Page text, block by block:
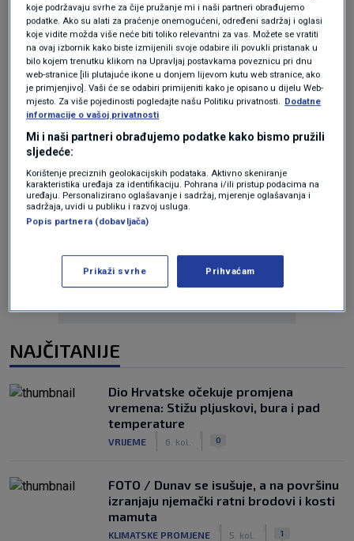
Oglas
NAJČITANIJE
Dio Hrvatske očekuje promjena
vremena: Stižu pljuskovi, bura i pad
temperature
VRIJEME 6. kol. 0
FOTO / Dunav se isušuje, a na površinu
izranjaju njemački ratni brodovi i kosti
mamuta
KLIMATSKE PROMJENE 5. kol. 1
koje podržavaju svrhe za čije pružanje mi i naši partneri obrađujemo
podatke. Ako su alati za praćenje onemogućeni, određeni sadržaj i oglasi
koje vidite možda više neće biti toliko relevantni za vas. Možete se vratiti
na ovaj izbornik kako biste izmijenili svoje odabire ili povukli pristanak u
bilo kojem trenutku klikom na Upravljaj postavkama poveznicu pri dnu
web-stranice [ili plutajuće ikone u donjem lijevom kutu web stranice, ako
je primjenjivo]. Vaši će se odabiri primijeniti kako je opisano u dijelu Web-
mjesto. Za više pojedinosti pogledajte našu Politiku privatnosti.
Dodatne
informacije o vašoj privatnosti
Mi i naši partneri obrađujemo podatke kako bismo pružili
sljedeće:
Korištenje preciznih geolokacijskih podataka. Aktivno skeniranje
karakteristika uređaja za identifikaciju. Pohrana i/ili pristup podacima na
uređaju. Personalizirano oglašavanje i sadržaj, mjerenje oglašavanja i
sadržaja, uvidi u publiku i razvoj usluga.
Popis partnera (dobavljača)
Prikaži svrhe Prihvaćam